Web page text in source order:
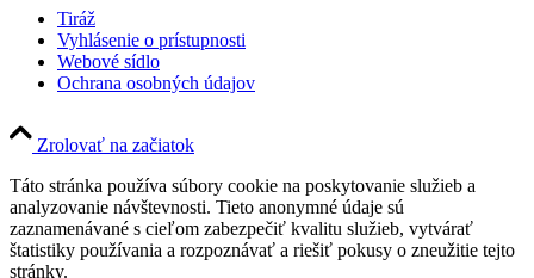
Tiráž
Vyhlásenie o prístupnosti
Webové sídlo
Ochrana osobných údajov
Zrolovať na začiatok
Táto stránka používa súbory cookie na poskytovanie služieb a
analyzovanie návštevnosti. Tieto anonymné údaje sú
zaznamenávané s cieľom zabezpečiť kvalitu služieb, vytvárať
štatistiky používania a rozpoznávať a riešiť pokusy o zneužitie tejto
stránky.